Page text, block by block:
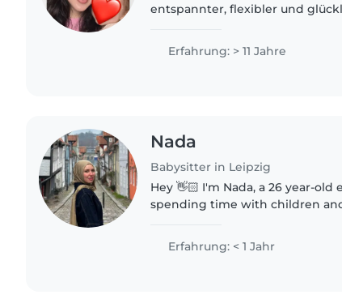
entspannter, flexibler und
sich selbst,..
Erfahrung: > 11 Jahre
Nada
Babysitter in Leipzig
Hey 👋🏻 I'm Nada, a 26 year-
spending time with children
Erfahrung: < 1 Jahr